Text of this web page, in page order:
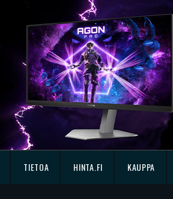
TIETOA HINTA.FI KAUPPA